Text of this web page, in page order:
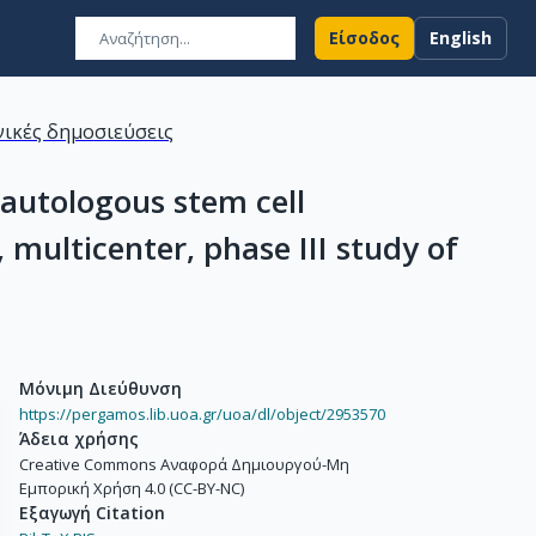
Είσοδος English
δημοσιεύσεις
stem cell
phase III study of
Μόνιμη Διεύθυνση
https://pergamos.lib.uoa.gr/uoa/dl/object/2953570
Άδεια χρήσης
Creative Commons Αναφορά Δημιουργού-Μη
Εμπορική Χρήση 4.0 (CC-BY-NC)
Εξαγωγή Citation